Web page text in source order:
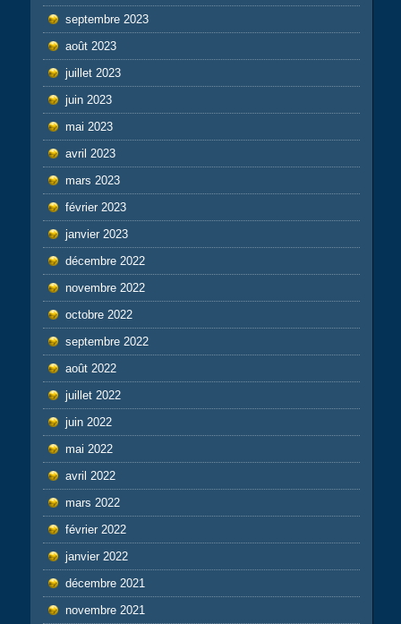
septembre 2023
août 2023
juillet 2023
juin 2023
mai 2023
avril 2023
mars 2023
février 2023
janvier 2023
décembre 2022
novembre 2022
octobre 2022
septembre 2022
août 2022
juillet 2022
juin 2022
mai 2022
avril 2022
mars 2022
février 2022
janvier 2022
décembre 2021
novembre 2021